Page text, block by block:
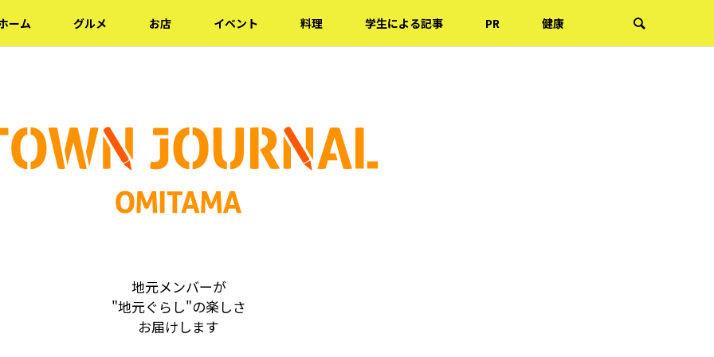
ーム グルメ お店 イベント 料理 学生による記事 PR 健康
地元メンバーが
"地元ぐらし"の楽しさ
お届けします